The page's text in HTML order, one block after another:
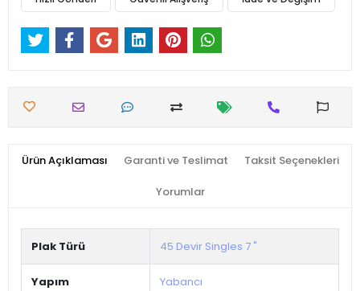
Ürün Açıklaması Garanti ve Teslimat Taksit Seçenekleri
Yorumlar
Plak Türü 45 Devir Singles 7 "
Yapım Yabancı